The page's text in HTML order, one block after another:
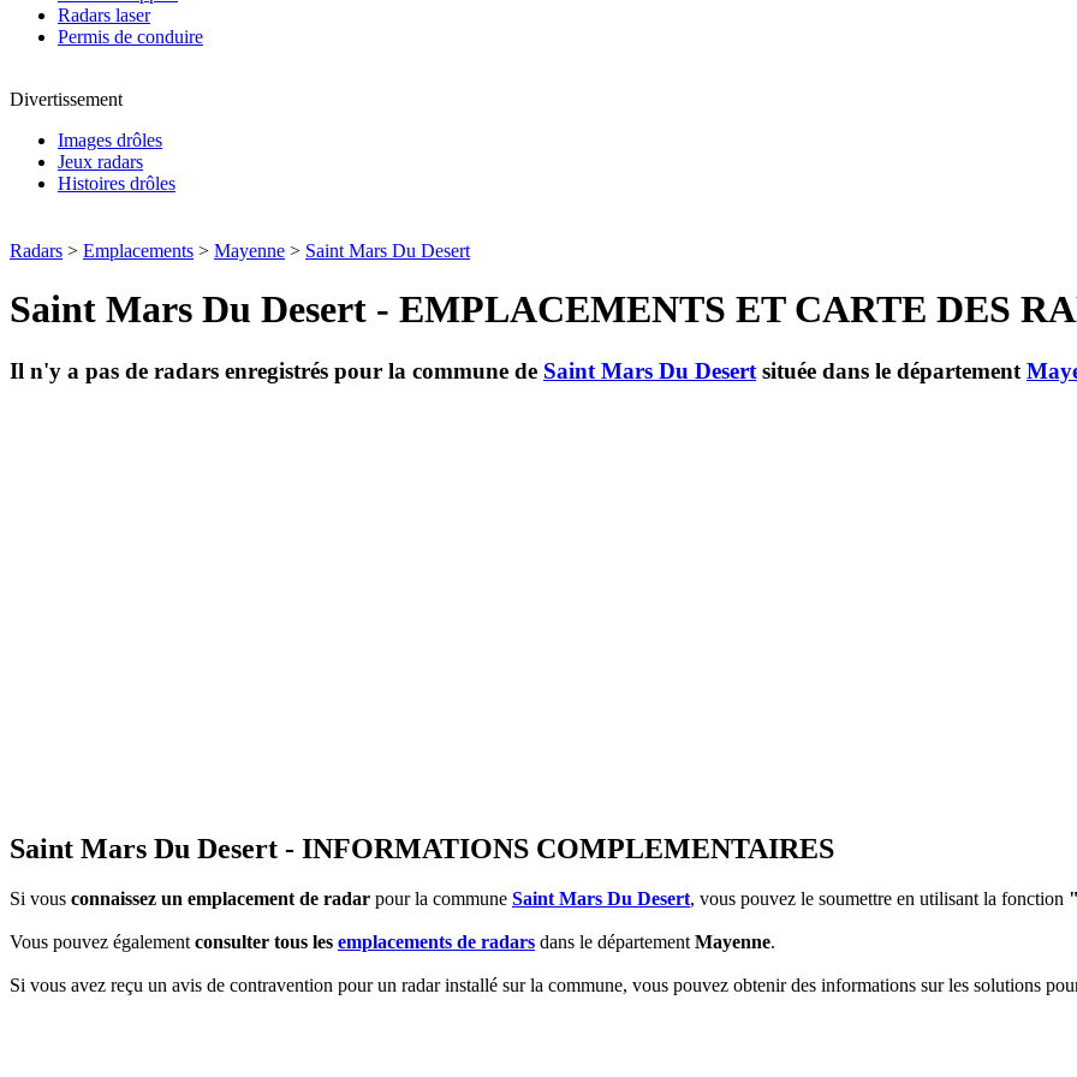
Radars laser
Permis de conduire
Divertissement
Images drôles
Jeux radars
Histoires drôles
Radars > Emplacements > Mayenne > Saint Mars Du Desert
Saint Mars Du Desert - EMPLACEMENTS ET CARTE DES
Il n'y a pas de radars enregistrés pour la commune de Saint Mars Du Desert située dans le département
Saint Mars Du Desert - INFORMATIONS COMPLEMENTAIRES
Si vous connaissez un emplacement de radar pour la commune Saint Mars Du Desert, vous pouvez le soumettre en utilisant la fonction "
Vous pouvez égalementconsulter tous les emplacements de radars dans le départementMayenne.
Si vous avez reçu un avis de contravention pour un radar installé sur la commune, vous pouvez obtenir des informations sur les solutions